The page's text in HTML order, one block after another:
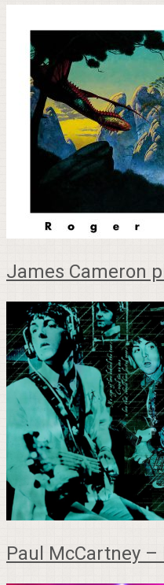
James Cameron
Paul McCartney –